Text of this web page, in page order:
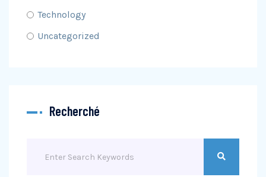
Technology
Uncategorized
Recherché